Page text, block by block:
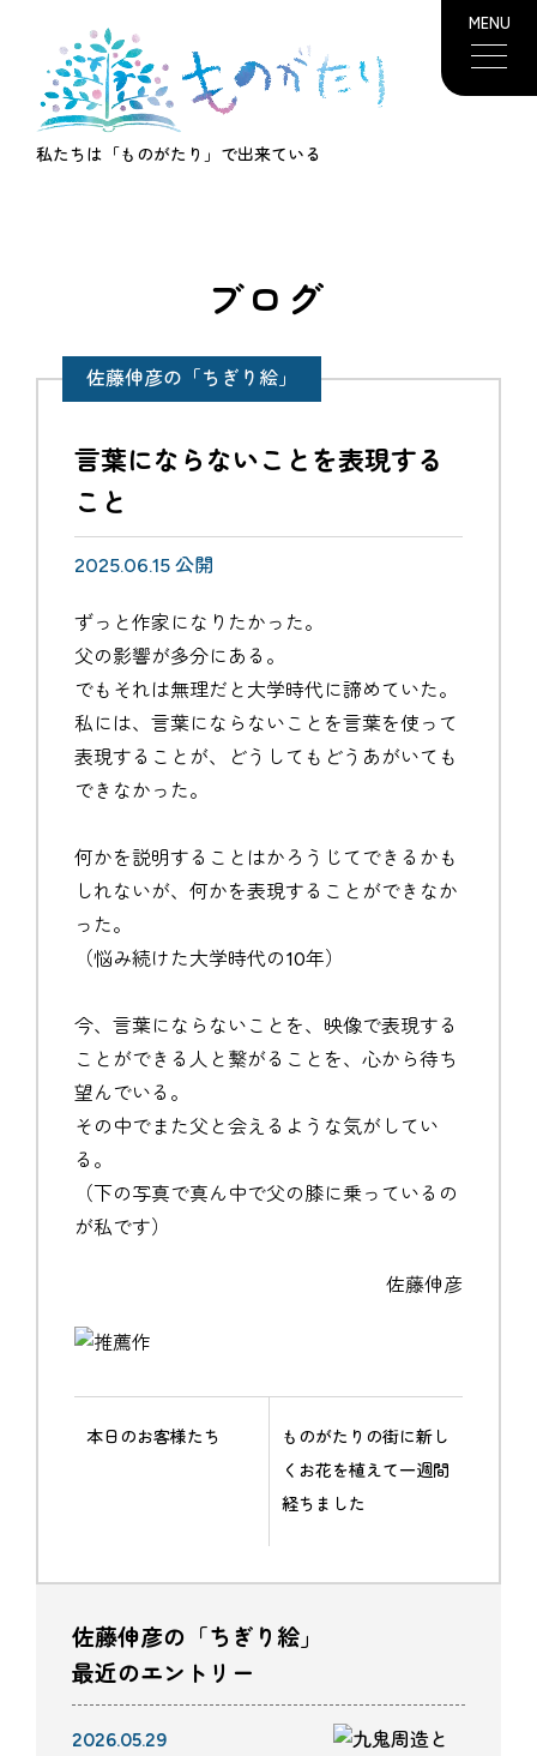
MENU
私たちは「ものがたり」で出来ている
ブログ
佐藤伸彦の「ちぎり絵」
言葉にならないことを表現する
こと
2025.06.15 公開
ずっと作家になりたかった。
父の影響が多分にある。
でもそれは無理だと大学時代に諦めていた。
私には、言葉にならないことを言葉を使って
表現することが、どうしてもどうあがいても
できなかった。
何かを説明することはかろうじてできるかも
しれないが、何かを表現することができなか
った。
（悩み続けた大学時代の10年）
今、言葉にならないことを、映像で表現する
ことができる人と繋がることを、心から待ち
望んでいる。
その中でまた父と会えるような気がしてい
る。
（下の写真で真ん中で父の膝に乗っているの
が私です）
佐藤伸彦
本日のお客様たち
ものがたりの街に新し
くお花を植えて一週間
経ちました
佐藤伸彦の「ちぎり絵」
最近のエントリー
2026.05.29